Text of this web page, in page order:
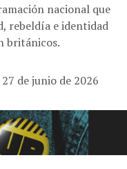
nacional que
rebeldía e identidad
británicos.
27 de junio de 2026